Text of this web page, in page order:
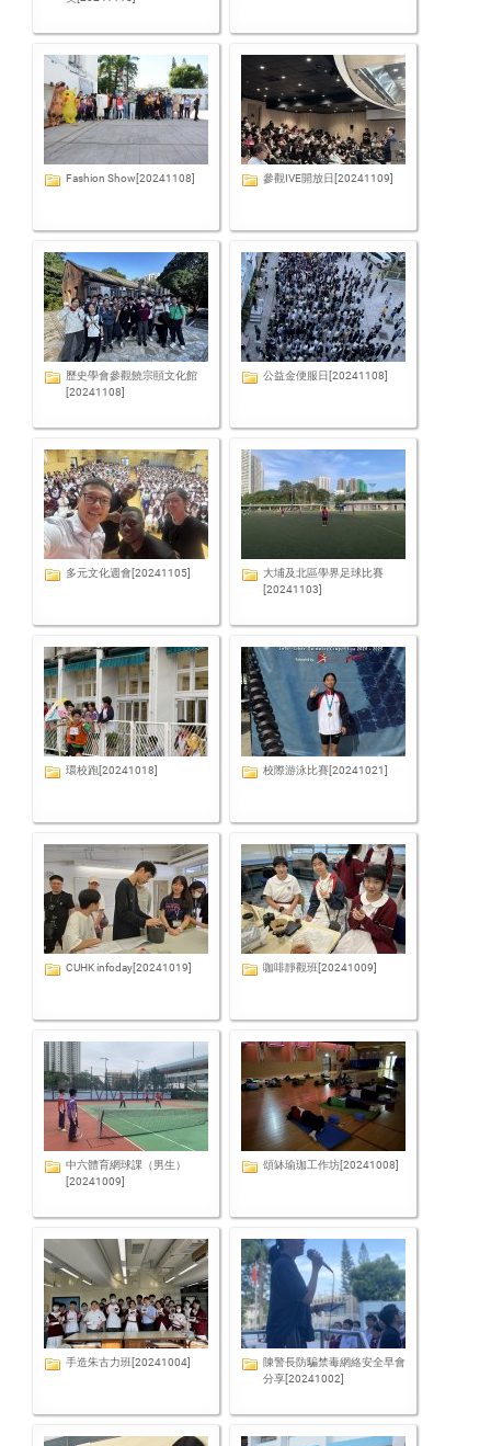
Fashion Show[20241108] 參觀IVE開放日[20241109]
歷史學會參觀饒宗頤文化館
[20241108]
公益金便服日[20241108]
多元文化週會[20241105]
大埔及北區學界足球比賽
[20241103]
環校跑[20241018] 校際游泳比賽[20241021]
CUHK infoday[20241019] 咖啡靜觀班[20241009]
中六體育網球課（男生）
[20241009]
頌缽瑜珈工作坊[20241008]
手造朱古力班[20241004]
陳警長防騙禁毒網絡安全早會
分享[20241002]